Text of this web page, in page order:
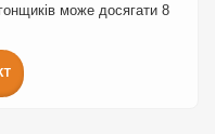
може досягати 8